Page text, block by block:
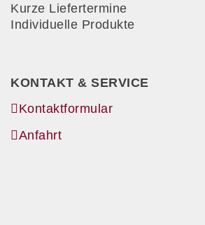
Kurze Liefertermine
Individuelle Produkte
KONTAKT & SERVICE
Kontaktformular
Anfahrt